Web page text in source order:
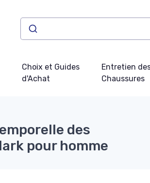
Choix et Guides
d'Achat
Entretien
Chaussures
des
pour homme